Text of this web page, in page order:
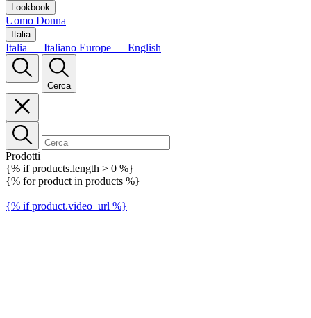
Lookbook
Uomo Donna
Italia
Italia — Italiano Europe — English
Cerca
Prodotti
{% if products.length > 0 %}
{% for product in products %}
{% if product.video_url %}